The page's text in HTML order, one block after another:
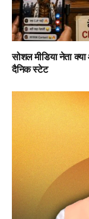
सोशल मीडिया नेता
दैनिक स्टेट